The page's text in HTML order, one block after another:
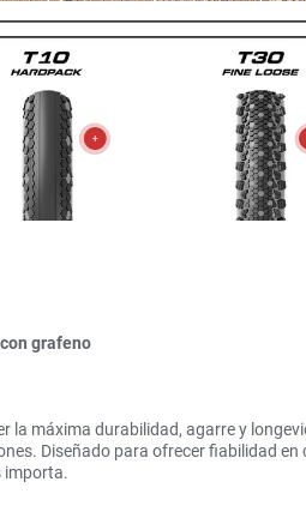
grafeno
la máxima durabilidad, agarre y
Diseñado para ofrecer fiabilidad
importa.